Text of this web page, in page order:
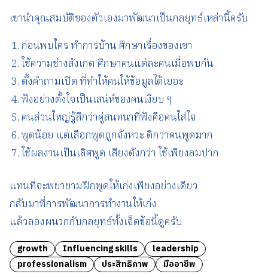
เขานำคุณสมบัติของตัวเองมาพัฒนาเป็นกลยุทธ์เหล่านี้ครับ
ก่อนพบใคร ทำการบ้าน ศึกษาเรื่องของเขา
ใช้ความช่างสังเกต ศึกษาคนแต่ละคนเมื่อพบกัน
ตั้งคำถามเปิด ที่ทำให้คนให้ข้อมูลได้เยอะ
ฟังอย่างตั้งใจเป็นเสน่ห์ของคนเงียบ ๆ
คนส่วนใหญ่รู้สึกว่าคู่สนทนาที่ฟังคือคนใส่ใจ
พูดน้อย แต่เลือกพูดถูกจังหวะ ดีกว่าคนพูดมาก
ใช้ผลงานเป็นเลิศพูด เสียงดังกว่า ใช้เพียงลมปาก
แทนที่จะพยายามฝึกพูดให้เก่งเพียงอย่างเดียว
กลับมาที่การพัฒนาการทำงานให้เก่ง
แล้วลองผนวกกับกลยุทธ์ทั้งเจ็ดข้อนี้ดูครับ
growth Influencing skills
leadership
professionalism
ประสิทธิภาพ มืออาชีพ